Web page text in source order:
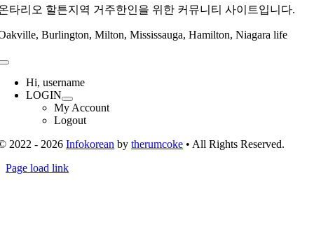
타리오 할튼지역 거주한인을 위한 커뮤니티 사이트입니다.
Burlington, Milton, Mississauga, Hamilton, Niagara life
Toggle
NavigationHi, username
LOGIN
My Account
Logout
2022 - 2026Infokorean bytherumcoke • All Rights Reserved.
Toggle
Page load link